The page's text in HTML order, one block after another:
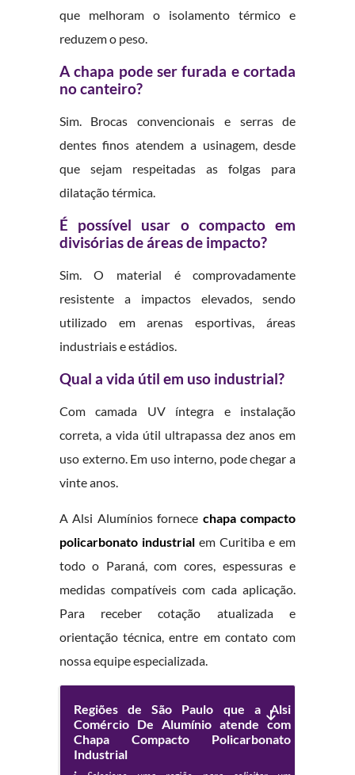
que melhoram o isolamento térmico e
reduzem o peso.
A chapa pode ser furada e cortada
no canteiro?
Sim. Brocas convencionais e serras de
dentes finos atendem a usinagem, desde
que sejam respeitadas as folgas para
dilatação térmica.
É possível usar o compacto em
divisórias de áreas de impacto?
Sim. O material é comprovadamente
resistente a impactos elevados, sendo
utilizado em arenas esportivas, áreas
industriais e estádios.
Qual a vida útil em uso industrial?
Com camada UV íntegra e instalação
correta, a vida útil ultrapassa dez anos em
uso externo. Em uso interno, pode chegar a
vinte anos.
A Alsi Alumínios fornece chapa compacto
policarbonato industrialem Curitiba e em
todo o Paraná, com cores, espessuras e
medidas compatíveis com cada aplicação.
Para receber cotação atualizada e
orientação técnica, entre em contato com
nossa equipe especializada.
Regiões de São Paulo que a Alsi
Comércio De Alumínio atende com
Chapa Compacto Policarbonato
Industrial